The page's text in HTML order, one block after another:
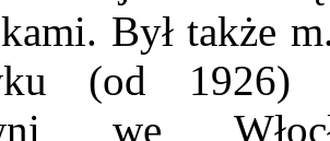
Był także
(od 1926)
we